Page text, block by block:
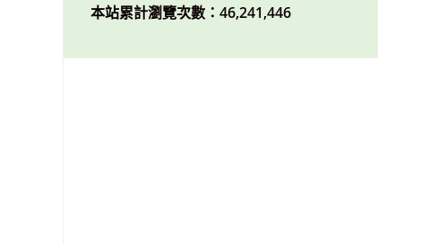
本站累計瀏覽次數：46,241,446